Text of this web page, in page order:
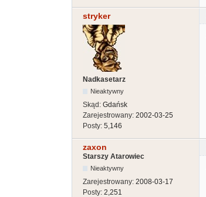
stryker
Nadkasetarz
Nieaktywny
Skąd: Gdańsk
Zarejestrowany: 2002-03-25
Posty: 5,146
zaxon
Starszy Atarowiec
Nieaktywny
Zarejestrowany: 2008-03-17
Posty: 2,251